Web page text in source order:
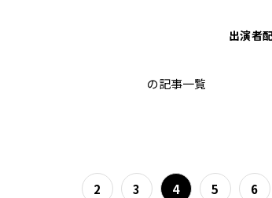
出演者
の記事一覧
2 3 4 5 6